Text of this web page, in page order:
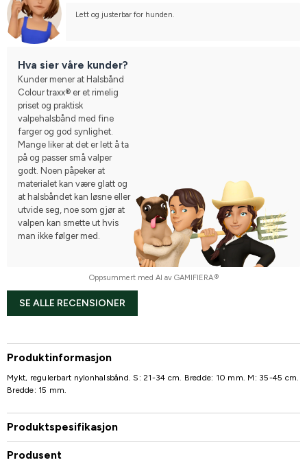
Lett og justerbar for hunden.
Hva sier våre kunder?
Kunder mener at Halsbånd
Colour traxx® er et rimelig
priset og praktisk
valpehalsbånd med fine
farger og god synlighet.
Mange liker at det er lett å ta
på og passer små valper
godt. Noen påpeker at
materialet kan være glatt og
at halsbåndet kan løsne eller
utvide seg, noe som gjør at
valpen kan smette ut hvis
man ikke følger med.
Oppsummert med AI av GAMIFIERA.®
SE ALLE RECENSIONER
Produktinformasjon
Mykt, regulerbart nylonhalsbånd. S: 21-34 cm. Bredde: 10 mm. M: 35-45 cm.
Bredde: 15 mm.
Produktspesifikasjon
Produsent